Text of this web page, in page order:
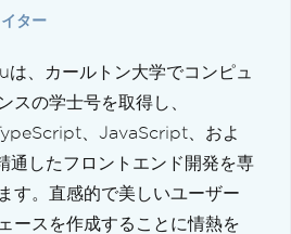
ター
、カールトン大学でコンピュ
スの学士号を取得し、
、JavaScript、およ
通したフロントエンド開発を専
す。直感的で美しいユーザー
ースを作成することに情熱を